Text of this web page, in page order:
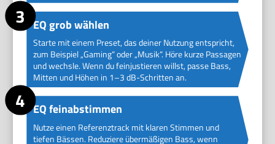
EQ grob wählen
Starte mit einem Preset, das deiner Nutzung entspricht,
zum Beispiel „Gaming“ oder „Musik“. Höre kurze Passagen
und wechsle. Wenn du feinjustieren willst, passe Bass,
Mitten und Höhen in 1–3 dB-Schritten an.
EQ feinabstimmen
Nutze einen Referenztrack mit klaren Stimmen und
tiefen Bässen. Reduziere übermäßigen Bass, wenn